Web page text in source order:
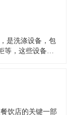
须在指定的餐具
是洗涤设备，包
，这些设备在
第三类，食物
饮店的关键一部